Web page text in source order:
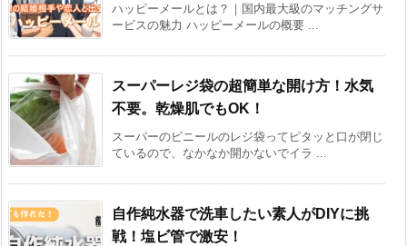
ハッピーメールとは？｜国内最大級のマッチングサ
ービスの魅力 ハッピーメールの概要 ...
スーパーレジ袋の超簡単な開け方！水気
不要。乾燥肌でもOK！
スーパーのビニールのレジ袋ってピタッと口が閉じ
ているので、なかなか開かないでイラ ...
自作純水器で洗車したい素人がDIYに挑
戦！塩ビ管で激安！